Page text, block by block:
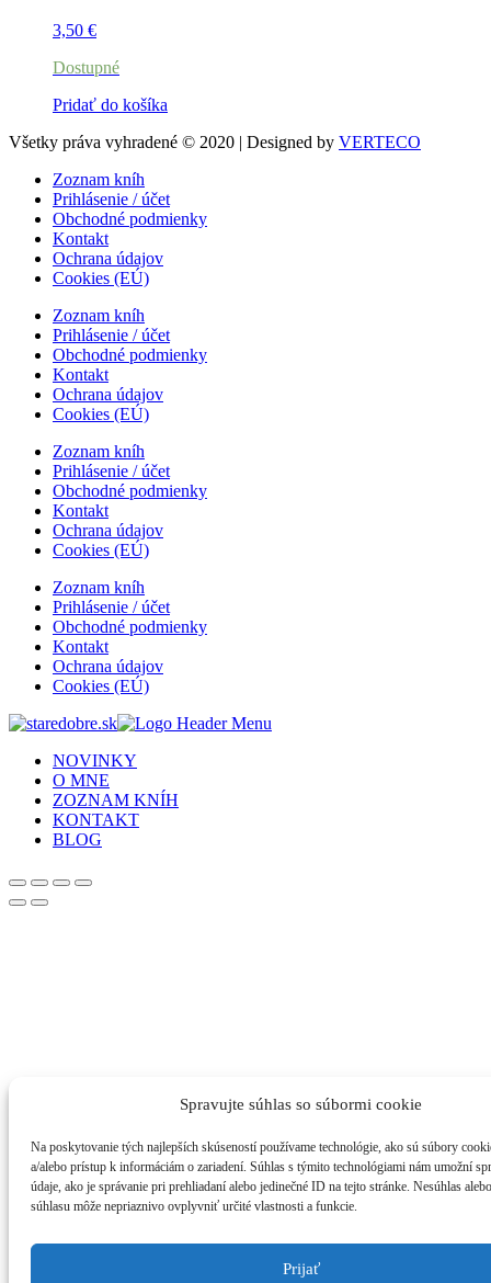
Spravujte súhlas so súbormi cookie
Na poskytovanie tých najlepších skúseností používame technológie, ako sú súbory
a/alebo prístup k informáciám o zariadení. Súhlas s týmito technológiami nám umožní
údaje, ako je správanie pri prehliadaní alebo jedinečné ID na tejto stránke. Nesúhlas
súhlasu môže nepriaznivo ovplyvniť určité vlastnosti a funkcie.
Prijať
3,50 €
Dostupné
Pridať do košíka
Všetky práva vyhradené © 2020 | Designed by VERTECO
Zoznam kníh
Prihlásenie / účet
Obchodné podmienky
Kontakt
Ochrana údajov
Cookies (EÚ)
Zoznam kníh
Prihlásenie / účet
Obchodné podmienky
Kontakt
Ochrana údajov
Cookies (EÚ)
Zoznam kníh
Prihlásenie / účet
Obchodné podmienky
Kontakt
Ochrana údajov
Cookies (EÚ)
Zoznam kníh
Prihlásenie / účet
Obchodné podmienky
Kontakt
Ochrana údajov
Cookies (EÚ)
NOVINKY
O MNE
ZOZNAM KNÍH
KONTAKT
BLOG